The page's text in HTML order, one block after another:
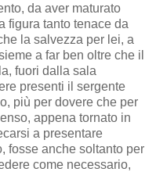
da aver maturato
figura tanto tenace da
la salvezza per lei, a
a far ben oltre che il
fuori dalla sala
presenti il sergente
più per dovere che per
appena tornato in
a presentare
fosse anche soltanto per
come necessario,